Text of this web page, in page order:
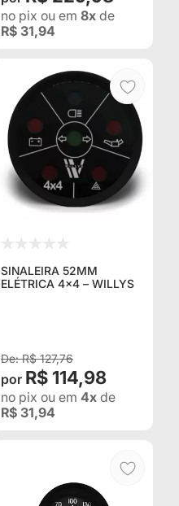
no pix ou em 8x de
R$ 31,94
SINALEIRA 52MM
ELÉTRICA 4×4 – WILLYS
R$ 127,76
R$ 114,98
no pix ou em 4x de
R$ 31,94